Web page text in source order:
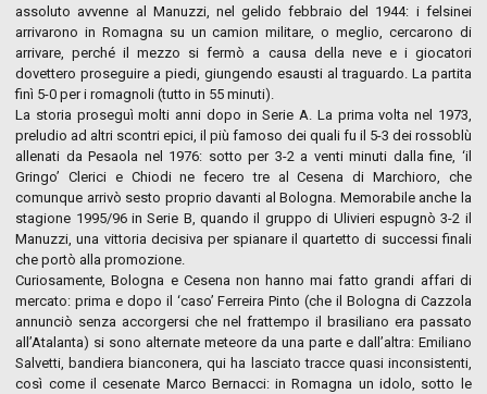
assoluto avvenne al Manuzzi, nel gelido febbraio del 1944: i felsinei
arrivarono in Romagna su un camion militare, o meglio, cercarono di
arrivare, perché il mezzo si fermò a causa della neve e i giocatori
dovettero proseguire a piedi, giungendo esausti al traguardo. La partita
finì 5-0 per i romagnoli (tutto in 55 minuti).
La storia proseguì molti anni dopo in Serie A. La prima volta nel 1973,
preludio ad altri scontri epici, il più famoso dei quali fu il 5-3 dei rossoblù
allenati da Pesaola nel 1976: sotto per 3-2 a venti minuti dalla fine, ‘il
Gringo’ Clerici e Chiodi ne fecero tre al Cesena di Marchioro, che
comunque arrivò sesto proprio davanti al Bologna. Memorabile anche la
stagione 1995/96 in Serie B, quando il gruppo di Ulivieri espugnò 3-2 il
Manuzzi, una vittoria decisiva per spianare il quartetto di successi finali
che portò alla promozione.
Curiosamente, Bologna e Cesena non hanno mai fatto grandi affari di
mercato: prima e dopo il ‘caso’ Ferreira Pinto (che il Bologna di Cazzola
annunciò senza accorgersi che nel frattempo il brasiliano era passato
all’Atalanta) si sono alternate meteore da una parte e dall’altra: Emiliano
Salvetti, bandiera bianconera, qui ha lasciato tracce quasi inconsistenti,
così come il cesenate Marco Bernacci: in Romagna un idolo, sotto le